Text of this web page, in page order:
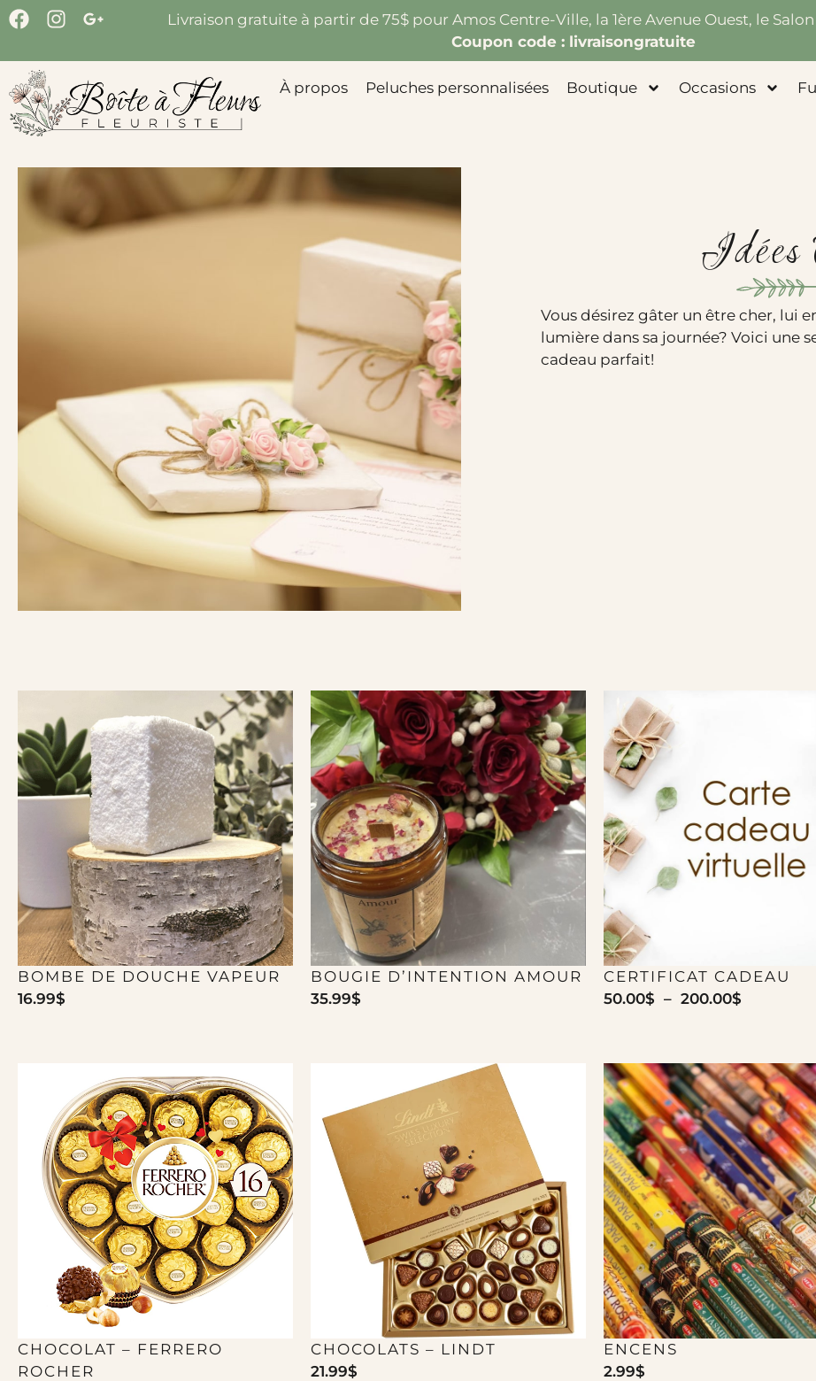
Livraison gratuite à partir de 75$ pour Amos Centre-Ville, la 1ère Avenue Ouest, le
Coupon code : livraisongratuite
À propos Peluches personnalisées Boutique Occasions
Idées
Vous désirez gâter un être cher, lui
lumière dans sa journée? Voici une
cadeau parfait!
BOMBE DE DOUCHE VAPEUR
16.99$
BOUGIE D’INTENTION AMOUR
35.99$
CERTIFICAT CADEAU
50.00$ – 200.00$
CHOCOLAT – FERRERO
ROCHER
CHOCOLATS – LINDT
21.99$
ENCENS
2.99$